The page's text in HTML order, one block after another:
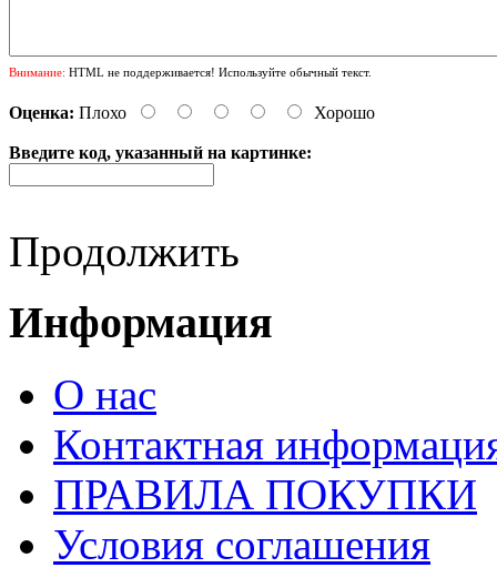
Внимание: HTML не поддерживается! Используйте обычный текст.
Оценка: Плохо Хорошо
Введите код, указанный на картинке:
Продолжить
Информация
О нас
Контактная
ПРАВИЛА ПОКУПКИ
Условия соглашения